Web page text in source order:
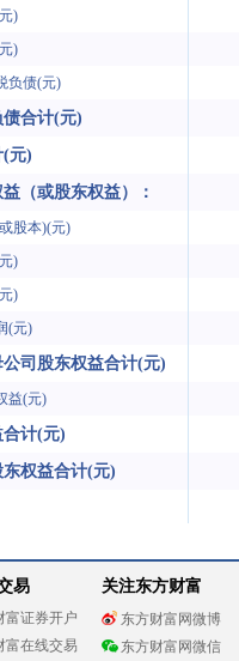
)
)
负债(元)
合计(元)
(元)
（或股东权益）：
股本)(元)
)
)
(元)
公司股东权益合计(元)
益(元)
合计(元)
权益合计(元)
易
富证券开户
富在线交易
关注东方财富
东方财富网微博
东方财富网微信